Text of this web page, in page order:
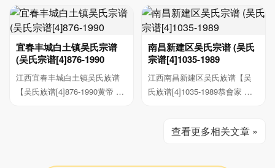
宜春丰城白土镇吴氏宗谱
(吴氏宗谱[4]876-1990
江西宜春丰城白土镇吴氏族谱
【吴氏族谱[4]876-1990黄帝 5
南昌新建区吴氏宗谱 (吴氏
宗谱[4]1035-1989
江西南昌新建区吴氏族谱【吴
氏族谱[4]1035-1989恭會家 長
查看更多相关文章 »